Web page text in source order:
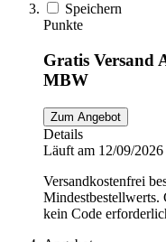
Speichern
Punkte
Gratis Versand
MBW
Zum Angebot
Details
Läuft am 12/09/2026
Versandkostenfrei
kein Code